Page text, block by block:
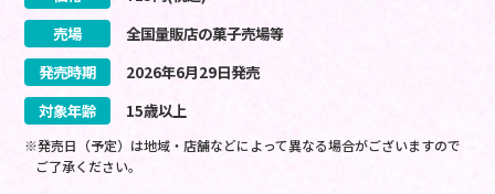
売場
全国量販店の菓子売場等
発売時期
2026年6月29日発売
対象年齢
15歳以上
※発売日（予定）は地域・店舗などによって異なる場合がございますので
ご了承ください。